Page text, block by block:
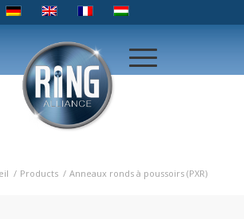
/ Products / Anneaux ronds à poussoirs (PXR)